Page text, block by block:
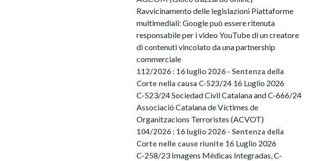
Ravvicinamento delle legislazioni Piattaforme
multimediali: Google può essere ritenuta
responsabile per i video YouTube di un creatore
di contenuti vincolato da una partnership
commerciale
112/2026 : 16 luglio 2026 - Sentenza della
Corte nella causa C-523/24 16 Luglio 2026
C-523/24 Sociedad Civil Catalana and C-666/24
Associació Catalana de Víctimes de
Organitzacions Terroristes (ACVOT)
104/2026 : 16 luglio 2026 - Sentenza della
Corte nelle cause riunite 16 Luglio 2026
C-258/23 Imagens Médicas Integradas, C-